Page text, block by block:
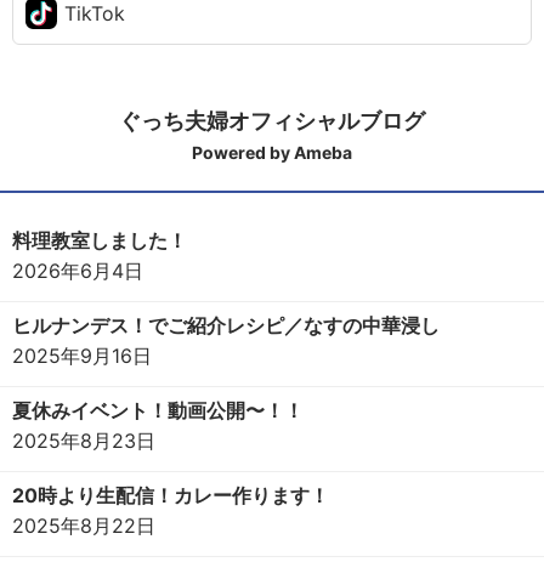
TikTok
ぐっち夫婦オフィシャルブログ
Powered by Ameba
料理教室しました！
2026年6月4日
ヒルナンデス！でご紹介レシピ／なすの中華浸し
2025年9月16日
夏休みイベント！動画公開〜！！
2025年8月23日
20時より生配信！カレー作ります！
2025年8月22日